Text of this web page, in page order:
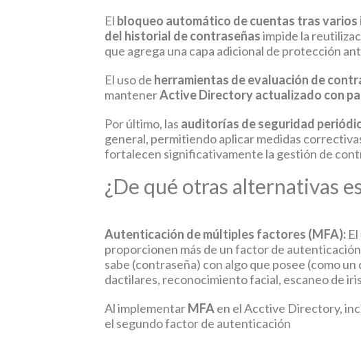
El bloqueo automático de cuentas tras
del historial de contraseñasimpide la
que agrega una capa adicional de protección
El uso de herramientas de evaluación de
mantenerActive Directory actualizado con
Por último, las auditorías de seguridad
general, permitiendo aplicar medidas
fortalecen significativamente la gestión de
¿De qué otras alternativas
Autenticación de múltiples factores (MFA):
proporcionen más de un factor de
sabe (contraseña) con algo que posee (como
dactilares, reconocimiento facial, escaneo de
Al implementarMFAen el Acctive Directory,
el segundo factor de autenticación